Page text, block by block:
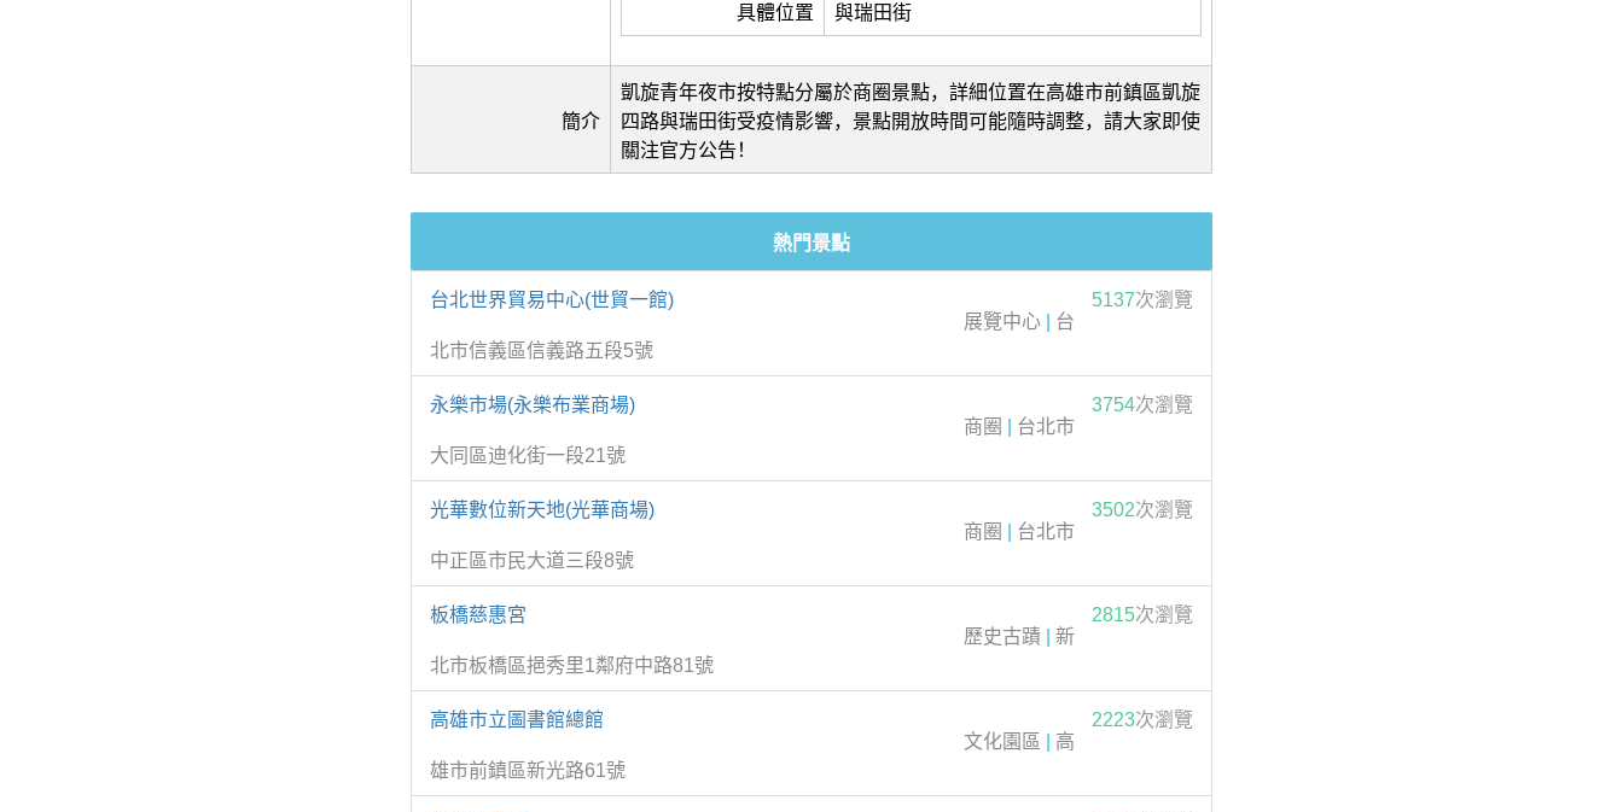
具體位置 與瑞田街
簡介
凱旋青年夜市按特點分屬於商圈景點，詳細位置在高雄市前鎮區凱旋
四路與瑞田街受疫情影響，景點開放時間可能隨時調整，請大家即使
關注官方公告！
熱門景點
台北世界貿易中心(世貿一館) 5137次瀏覽
展覽中心
台
北市信義區信義路五段5號
永樂市場(永樂布業商場) 3754次瀏覽
商圈
台北市
大同區迪化街一段21號
光華數位新天地(光華商場) 3502次瀏覽
商圈
台北市
中正區市民大道三段8號
板橋慈惠宮 2815次瀏覽
歷史古蹟
新
北市板橋區挹秀里1鄰府中路81號
高雄市立圖書館總館 2223次瀏覽
文化園區
高
雄市前鎮區新光路61號